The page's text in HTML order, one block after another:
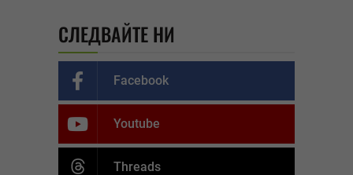
СЛЕДВАЙТЕ НИ
Facebook
Youtube
Threads